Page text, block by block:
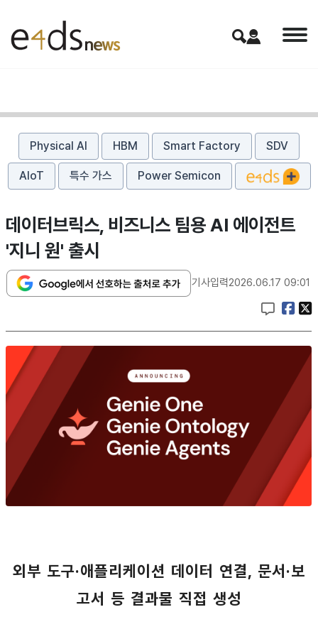
Physical AI HBM Smart Factory SDV
AIoT 특수 가스 Power Semicon
데이터브릭스, 비즈니스 팀용 AI 에이전트
'지니 원' 출시
기사입력2026.06.17 09:01
외부 도구·애플리케이션 데이터 연결, 문서·보
고서 등 결과물 직접 생성